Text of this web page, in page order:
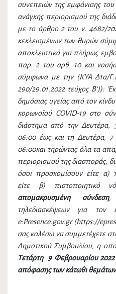
συνεπειών της εμφάνισης
ανάγκης περιορισμού της
με το άρθρο 2 του ν. 4682/
κεκλεισμένων των θυρών
αποκλειστικά για πλήρως
παρ. 2 του αρθ. 10 και
σύμφωνα με την (ΚΥΑ Δ1α/
290/29.01.2022 τεύχος Β')):
δημόσιας υγείας από τον
κορωνοϊού COVID-19 στο
διάστημα από την Δευτέρα,
06:00 έως και τη Δευτέρα,
06:00και τηρώντας όλα τα
περιορισμού της διασποράς,
όσοι προσκομίσουν είτε α)
είτε β) πιστοποιητικό
απομακρυσμένη σύνδεση,
τηλεδιασκέψεων για τον
e:Presence.gov.gr (https://
σας καλέσω να συμμετέχετε
Δημοτικού Συμβουλίου, η
Τετάρτη 9 Φεβρουαρίου
απόφασης των κάτωθι θεμάτων